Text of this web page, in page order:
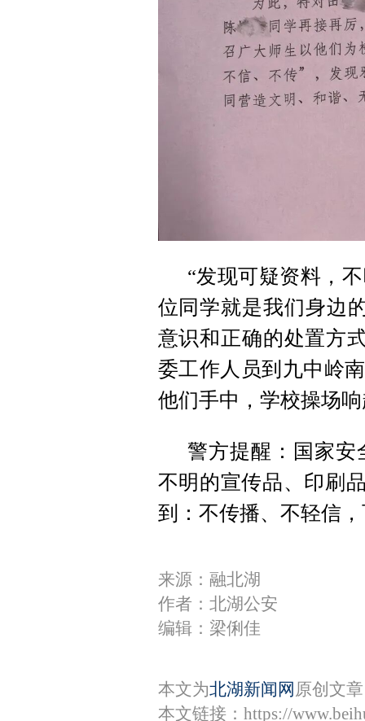
“发现可疑资料，
位同学就是我们身边
意识和正确的处置方
委工作人员到九中岭
他们手中，学校操场
警方提醒：国家安
不明的宣传品、印刷
到：不传播、不轻信
来源：融北湖
作者：北湖公安
编辑：梁俐佳
本文为北湖新闻网 原创文
本文链接： https://